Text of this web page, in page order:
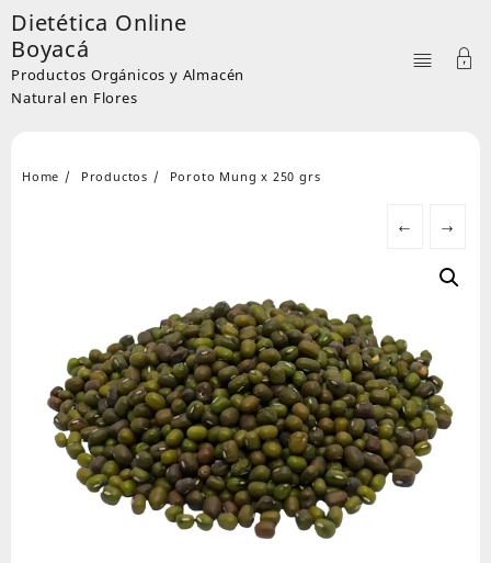
Skip
to
content
Dietética Online
Boyacá
Productos Orgánicos y Almacén
Natural en Flores
Home Productos Poroto Mung x 250 grs
← →